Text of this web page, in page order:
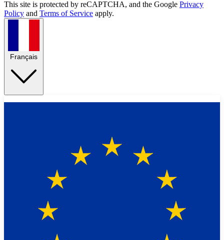
This site is protected by reCAPTCHA, and the Google Privacy
Policy and Terms of Service apply.
Français